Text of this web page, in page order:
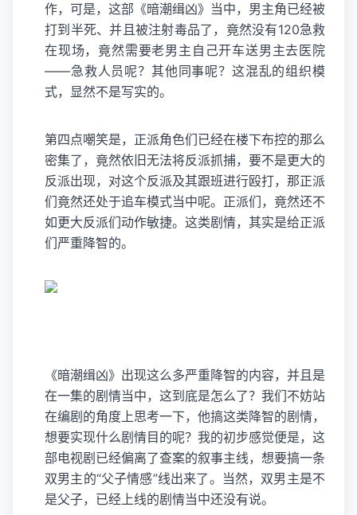
作，可是，这部《暗潮缉凶》当中，男主角已经被
打到半死、并且被注射毒品了，竟然没有120急救
在现场，竟然需要老男主自己开车送男主去医院
——急救人员呢？其他同事呢？这混乱的组织模
式，显然不是写实的。
第四点嘲笑是，正派角色们已经在楼下布控的那么
密集了，竟然依旧无法将反派抓捕，要不是更大的
反派出现，对这个反派及其跟班进行殴打，那正派
们竟然还处于追车模式当中呢。正派们，竟然还不
如更大反派们动作敏捷。这类剧情，其实是给正派
们严重降智的。
《暗潮缉凶》出现这么多严重降智的内容，并且是
在一集的剧情当中，这到底是怎么了？我们不妨站
在编剧的角度上思考一下，他搞这类降智的剧情，
想要实现什么剧情目的呢？我的初步感觉便是，这
部电视剧已经偏离了查案的叙事主线，想要搞一条
双男主的“父子情感”线出来了。当然，双男主是不
是父子，已经上线的剧情当中还没有说。